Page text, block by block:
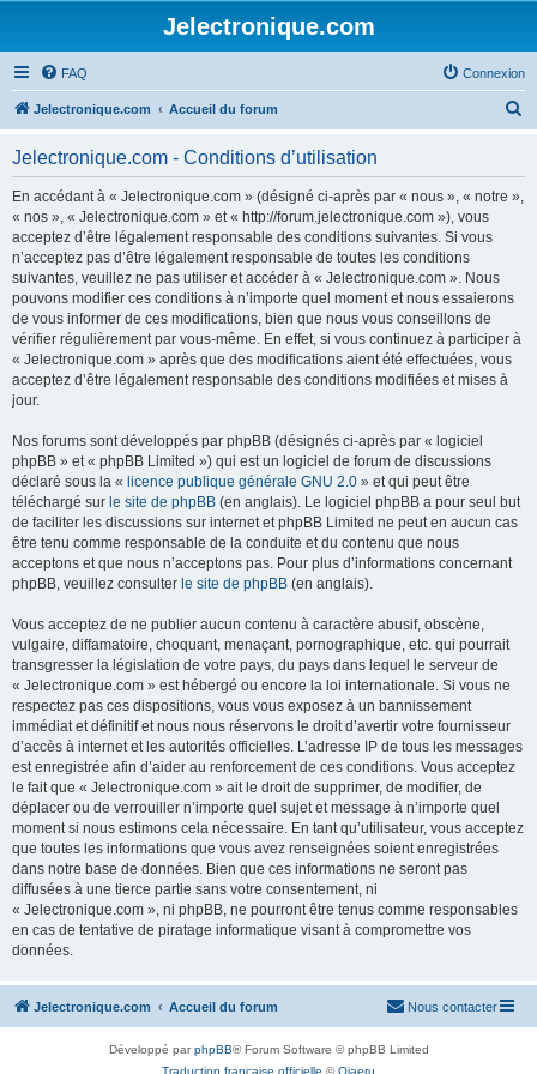
Jelectronique.com
FAQ Connexion
Jelectronique.com Accueil du forum
Jelectronique.com - Conditions d’utilisation
En accédant à « Jelectronique.com » (désigné ci-après par « nous », « notre »,
« nos », « Jelectronique.com » et « http://forum.jelectronique.com »), vous
acceptez d’être légalement responsable des conditions suivantes. Si vous
n’acceptez pas d’être légalement responsable de toutes les conditions
suivantes, veuillez ne pas utiliser et accéder à « Jelectronique.com ». Nous
pouvons modifier ces conditions à n’importe quel moment et nous essaierons
de vous informer de ces modifications, bien que nous vous conseillons de
vérifier régulièrement par vous-même. En effet, si vous continuez à participer à
« Jelectronique.com » après que des modifications aient été effectuées, vous
acceptez d’être légalement responsable des conditions modifiées et mises à
jour.
Nos forums sont développés par phpBB (désignés ci-après par « logiciel
phpBB » et « phpBB Limited ») qui est un logiciel de forum de discussions
déclaré sous la « licence publique générale GNU 2.0 » et qui peut être
téléchargé sur le site de phpBB (en anglais). Le logiciel phpBB a pour seul but
de faciliter les discussions sur internet et phpBB Limited ne peut en aucun cas
être tenu comme responsable de la conduite et du contenu que nous
acceptons et que nous n’acceptons pas. Pour plus d’informations concernant
phpBB, veuillez consulter le site de phpBB (en anglais).
Vous acceptez de ne publier aucun contenu à caractère abusif, obscène,
vulgaire, diffamatoire, choquant, menaçant, pornographique, etc. qui pourrait
transgresser la législation de votre pays, du pays dans lequel le serveur de
« Jelectronique.com » est hébergé ou encore la loi internationale. Si vous ne
respectez pas ces dispositions, vous vous exposez à un bannissement
immédiat et définitif et nous nous réservons le droit d’avertir votre fournisseur
d’accès à internet et les autorités officielles. L’adresse IP de tous les messages
est enregistrée afin d’aider au renforcement de ces conditions. Vous acceptez
le fait que « Jelectronique.com » ait le droit de supprimer, de modifier, de
déplacer ou de verrouiller n’importe quel sujet et message à n’importe quel
moment si nous estimons cela nécessaire. En tant qu’utilisateur, vous acceptez
que toutes les informations que vous avez renseignées soient enregistrées
dans notre base de données. Bien que ces informations ne seront pas
diffusées à une tierce partie sans votre consentement, ni
« Jelectronique.com », ni phpBB, ne pourront être tenus comme responsables
en cas de tentative de piratage informatique visant à compromettre vos
données.
Jelectronique.com Accueil du forum Nous contacter
Développé parphpBB® Forum Software © phpBB Limited
Traduction française officielle ©Qiaeru